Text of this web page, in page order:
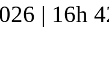
| 16h